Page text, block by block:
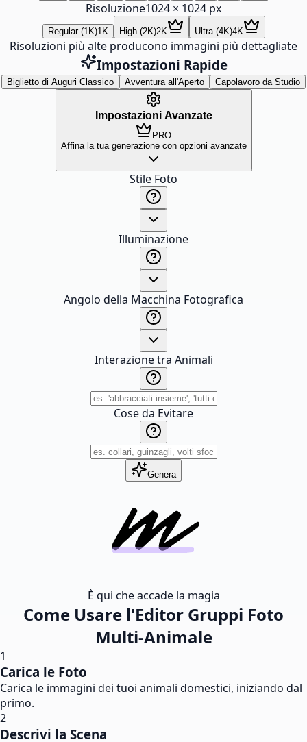
Risoluzione1024 × 1024 px
Regular (1K)1K High (2K)2K Ultra (4K)4K
Risoluzioni più alte producono immagini più dettagliate
Impostazioni Rapide
Biglietto di Auguri Classico Avventura all'Aperto Capolavoro da Studio
Impostazioni Avanzate
PRO
Affina la tua generazione con opzioni avanzate
Stile Foto
Illuminazione
Angolo della Macchina Fotografica
Interazione tra Animali
Cose da Evitare
Genera
È qui che accade la magia
Come Usare l'Editor Gruppi Foto
Multi-Animale
1
Carica le Foto
Carica le immagini dei tuoi animali domestici, iniziando dal
primo.
2
Descrivi la Scena